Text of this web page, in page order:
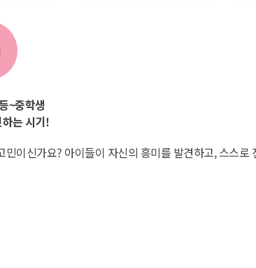
~중학생
는 시기!
이신가요? 아이들이 자신의 흥미를 발견하고, 스스로